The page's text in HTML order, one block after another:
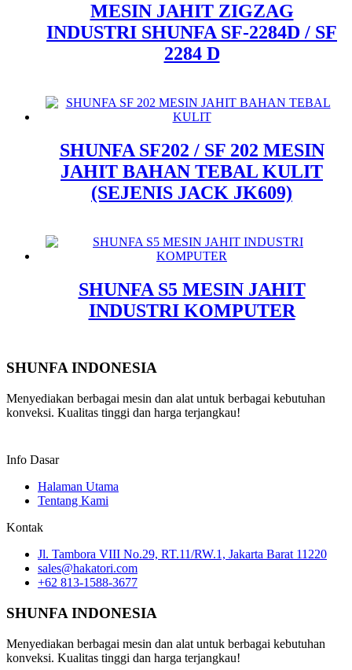
MESIN JAHIT ZIGZAG
INDUSTRI SHUNFA SF-2284D / SF
2284 D
SHUNFA SF202 / SF 202 MESIN
JAHIT BAHAN TEBAL KULIT
(SEJENIS JACK JK609)
SHUNFA S5 MESIN JAHIT
INDUSTRI KOMPUTER
SHUNFA INDONESIA
Menyediakan berbagai mesin dan alat untuk berbagai kebutuhan
konveksi. Kualitas tinggi dan harga terjangkau!
Info Dasar
Halaman Utama
Tentang Kami
Kontak
Jl. Tambora VIII No.29, RT.11/RW.1, Jakarta Barat 11220
sales@hakatori.com
+62 813-1588-3677
SHUNFA INDONESIA
Menyediakan berbagai mesin dan alat untuk berbagai kebutuhan
konveksi. Kualitas tinggi dan harga terjangkau!